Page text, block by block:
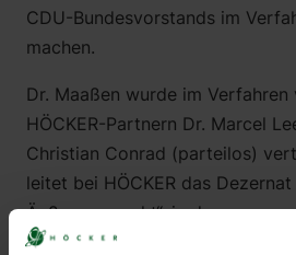
CDU-Bundesvorstands im
machen.
Dr. Maaßen wurde im Verfahren
HÖCKER-Partnern Dr. Marcel
Christian Conrad (parteilos)
leitet bei HÖCKER das
Äußerungsrecht“, in dem er u.a.
rechtlichen Themen aus dem